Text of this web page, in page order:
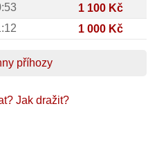
1 100 Kč
1 000 Kč
příhozy
Jak dražit?